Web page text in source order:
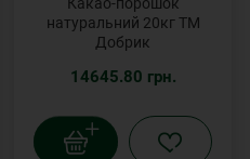
Какао-порошок
натуральний 20кг ТМ
Добрик
14645.80 грн.